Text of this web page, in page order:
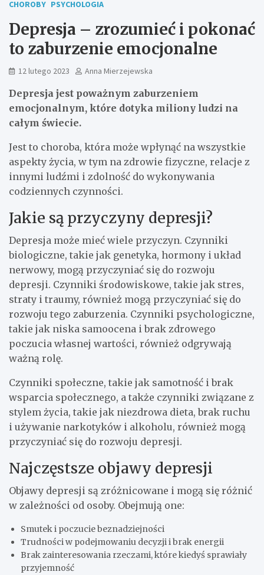
CHOROBY PSYCHOLOGIA
Depresja – zrozumieć i pokonać
to zaburzenie emocjonalne
12 lutego 2023 Anna Mierzejewska
Depresja jest poważnym zaburzeniem
emocjonalnym, które dotyka miliony ludzi na
całym świecie.
Jest to choroba, która może wpłynąć na wszystkie
aspekty życia, w tym na zdrowie fizyczne, relacje z
innymi ludźmi i zdolność do wykonywania
codziennych czynności.
Jakie są przyczyny depresji?
Depresja może mieć wiele przyczyn. Czynniki
biologiczne, takie jak genetyka, hormony i układ
nerwowy, mogą przyczyniać się do rozwoju
depresji. Czynniki środowiskowe, takie jak stres,
straty i traumy, również mogą przyczyniać się do
rozwoju tego zaburzenia. Czynniki psychologiczne,
takie jak niska samoocena i brak zdrowego
poczucia własnej wartości, również odgrywają
ważną rolę.
Czynniki społeczne, takie jak samotność i brak
wsparcia społecznego, a także czynniki związane z
stylem życia, takie jak niezdrowa dieta, brak ruchu
i używanie narkotyków i alkoholu, również mogą
przyczyniać się do rozwoju depresji.
Najczęstsze objawy depresji
Objawy depresji są zróżnicowane i mogą się różnić
w zależności od osoby. Obejmują one:
Smutek i poczucie beznadziejności
Trudności w podejmowaniu decyzji i brak energii
Brak zainteresowania rzeczami, które kiedyś sprawiały
przyjemność